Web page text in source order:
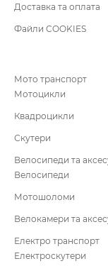
Доставка та оплата
Файли COOKIES
Мото транспорт
Мотоцикли
Квадроцикли
Скутери
Велосипеди та
Велосипеди
Мотошоломи
Велокамери та
Електро транспорт
Електроскутери